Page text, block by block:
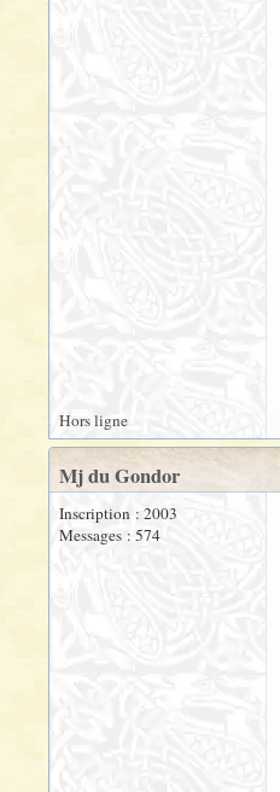
Hors ligne
Mj du Gondor
Inscription : 2003
Messages : 574